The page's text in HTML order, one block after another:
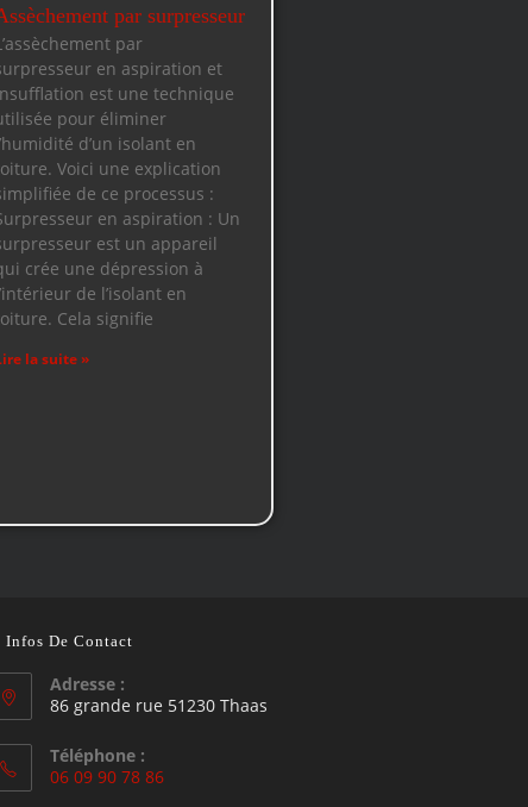
par surpresseur
par
en aspiration et
est une technique
pour éliminer
d’un isolant en
Voici une explication
de ce processus :
en aspiration : Un
est un appareil
crée une dépression à
de l’isolant en
Cela signifie
la suite »
Infos De Contact
Adresse :
86 grande rue 51230 Thaas
Téléphone :
06 09 90 78 86